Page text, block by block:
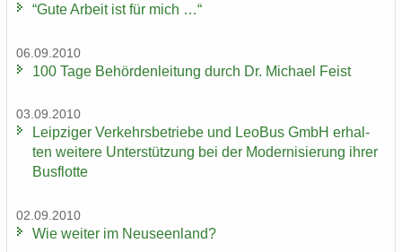
“Gute Ar­beit ist für mich …“
06.09.2010
100 Tage Be­hör­den­lei­tung durch Dr. Mi­cha­el Feist
03.09.2010
Leip­zi­ger Ver­kehrs­be­trie­be und LeoBus GmbH er­hal­
ten wei­te­re Un­ter­stüt­zung bei der Mo­der­ni­sie­rung ihrer
Bus­flot­te
02.09.2010
Wie wei­ter im Neu­seen­land?